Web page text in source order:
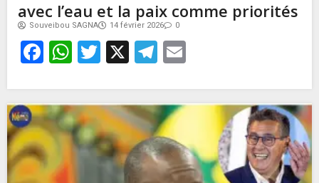
avec l’eau et la paix comme priorités
Souveibou SAGNA 14 février 2026 0
Facebook
WhatsApp
Twitter
X Telegram